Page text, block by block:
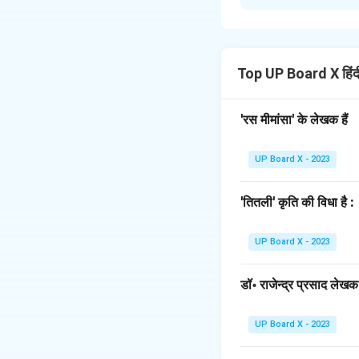
श्रीकृष्ण कर्ण को
नाते राज्य का
कर्ण श्रीकृष्ण की सभी
कर्ण श्रीकृष्ण के
मित्रता दी, इसलिए
निश्चित है, फिर भी
Top UP Board X
'रस मीमांसा' के लेखक हैं
UP Board X - 2023
'तितली' कृति की विधा है :
UP Board X - 2023
डॉ॰ राजेन्द्र प्रसाद
UP Board X - 2023